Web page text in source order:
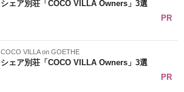
シェア別荘「COCO VILLA Owners」3選
PR
COCO VILLA on GOETHE
シェア別荘「COCO VILLA Owners」3選
PR